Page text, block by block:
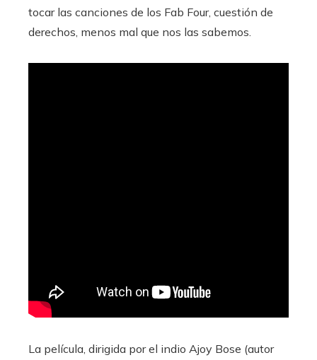
tocar las canciones de los Fab Four, cuestión de
derechos, menos mal que nos las sabemos.
La película, dirigida por el indio Ajoy Bose (autor